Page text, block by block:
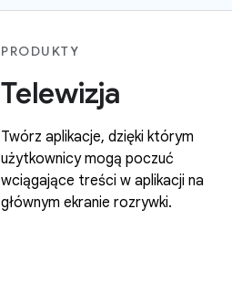
PRODUKTY
Telewizja
Twórz aplikacje, dzięki którym
użytkownicy mogą poczuć
wciągające treści w aplikacji na
głównym ekranie rozrywki.